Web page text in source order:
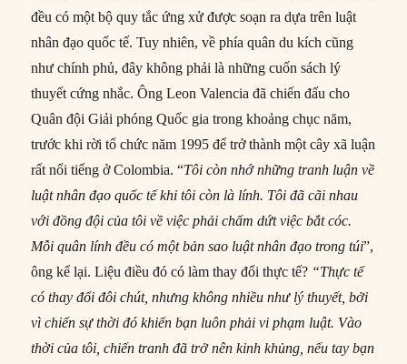
đều có một bộ quy tắc ứng xử được soạn ra dựa trên luật
nhân đạo quốc tế. Tuy nhiên, về phía quân du kích cũng
như chính phủ, đây không phải là những cuốn sách lý
thuyết cứng nhắc. Ông Leon Valencia đã chiến đấu cho
Quân đội Giải phóng Quốc gia trong khoảng chục năm,
trước khi rời tổ chức năm 1995 để trở thành một cây xã luận
rất nổi tiếng ở Colombia. “Tôi còn nhớ những tranh luận về
luật nhân đạo quốc tế khi tôi còn là lính. Tôi đã cãi nhau
với đồng đội của tôi về việc phải chấm dứt việc bắt cóc.
Mỗi quân lính đều có một bản sao luật nhân đạo trong túi”,
ông kể lại. Liệu điều đó có làm thay đổi thực tế? “Thực tế
có thay đổi đôi chút, nhưng không nhiều như lý thuyết, bởi
vì chiến sự thời đó khiến bạn luôn phải vi phạm luật. Vào
thời của tôi, chiến tranh đã trở nên kinh khủng, nếu tay bạn